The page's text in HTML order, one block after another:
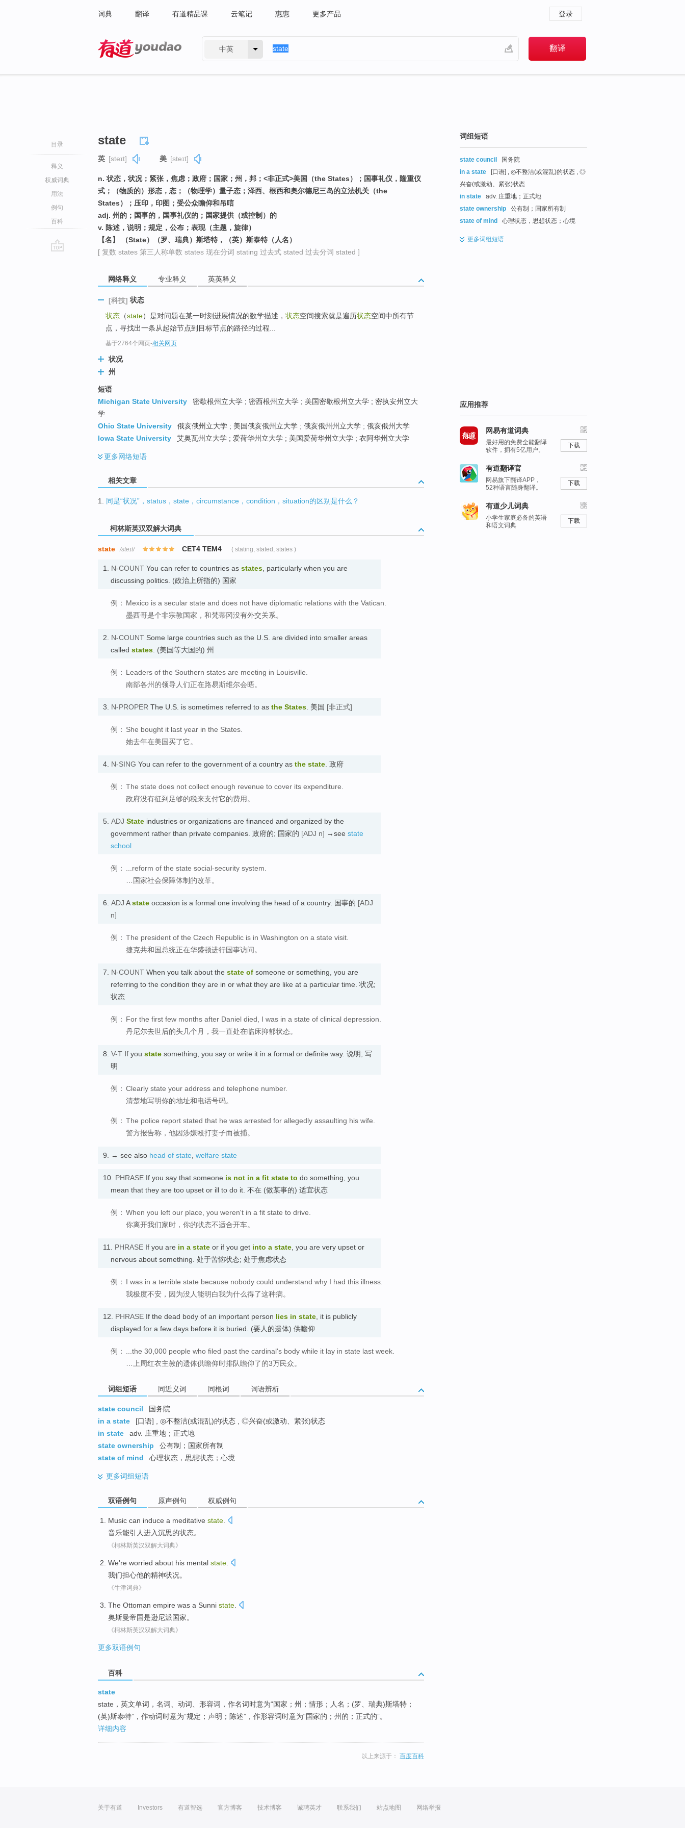
词典 翻译 有道精品课 云笔记 惠惠 更多产品 登录
中英
目录
释义
权威词典
用法
例句
百科
state
英 [steɪt] 美 [steɪt]
n. 状态，状况；紧张，焦虑；政府；国家；州，邦；<非正式>美国（the States）；国事礼仪，隆重仪
式；（物质的）形态，态；（物理学）量子态；泽西、根西和奥尔德尼三岛的立法机关（the
States）；压印，印图；受公众瞻仰和吊唁
adj. 州的；国事的，国事礼仪的；国家提供（或控制）的
v. 陈述，说明；规定，公布；表现（主题，旋律）
【名】 （State）（罗、瑞典）斯塔特，（英）斯泰特（人名）
[ 复数 states 第三人称单数 states 现在分词 stating 过去式 stated 过去分词 stated ]
网络释义 专业释义 英英释义
[科技] 状态
状态 （state）是对问题在某一时刻进展情况的数学描述， 状态空间搜索就是遍历状态空间中所有节
点，寻找出一条从起始节点到目标节点的路径的过程...
基于2764个网页-相关网页
状况
州
短语
Michigan State University
密歇根州立大学 ; 密西根州立大学 ; 美国密歇根州立大学 ; 密执安州立大
学
Ohio State University
俄亥俄州立大学 ; 美国俄亥俄州立大学 ; 俄亥俄州州立大学 ; 俄亥俄州大学
Iowa State University
艾奥瓦州立大学 ; 爱荷华州立大学 ; 美国爱荷华州立大学 ; 衣阿华州立大学
更多网络短语
相关文章
1. 同是“状况”，status，state，circumstance，condition，situation的区别是什么？
柯林斯英汉双解大词典
state /steɪt/ CET4 TEM4 ( stating, stated, states )
1. N-COUNT You can refer to countries as states , particularly when you are
discussing politics. (政治上所指的) 国家
例： Mexico is a secular state and does not have diplomatic relations with the Vatican.
墨西哥是个非宗教国家，和梵蒂冈没有外交关系。
2. N-COUNT Some large countries such as the U.S. are divided into smaller areas
called states . (美国等大国的) 州
例： Leaders of the Southern states are meeting in Louisville.
南部各州的领导人们正在路易斯维尔会晤。
3. N-PROPER The U.S. is sometimes referred to as the States . 美国 [非正式]
例： She bought it last year in the States.
她去年在美国买了它。
4. N-SING You can refer to the government of a country as the state . 政府
例： The state does not collect enough revenue to cover its expenditure.
政府没有征到足够的税来支付它的费用。
5. ADJ State industries or organizations are financed and organized by the
government rather than private companies. 政府的; 国家的 [ADJ n] →see state
school
例：
...reform of the state social-security system.
…国家社会保障体制的改革。
6. ADJ Astate occasion is a formal one involving the head of a country. 国事的 [ADJ
n]
例： The president of the Czech Republic is in Washington on a state visit.
捷克共和国总统正在华盛顿进行国事访问。
7. N-COUNT When you talk about the state of someone or something, you are
referring to the condition they are in or what they are like at a particular time. 状况;
状态
例： For the first few months after Daniel died, I was in a state of clinical depression.
丹尼尔去世后的头几个月，我一直处在临床抑郁状态。
8. V-T If you state something, you say or write it in a formal or definite way. 说明; 写
明
例： Clearly state your address and telephone number.
清楚地写明你的地址和电话号码。
例： The police report stated that he was arrested for allegedly assaulting his wife.
警方报告称，他因涉嫌殴打妻子而被捕。
9. → see also head of state welfare state
10. PHRASE If you say that someone is not in a fit state to do something, you
mean that they are too upset or ill to do it. 不在 (做某事的) 适宜状态
例： When you left our place, you weren't in a fit state to drive.
你离开我们家时，你的状态不适合开车。
11. PHRASE If you are in a state or if you get into a state , you are very upset or
nervous about something. 处于苦恼状态; 处于焦虑状态
例： I was in a terrible state because nobody could understand why I had this illness.
我极度不安，因为没人能明白我为什么得了这种病。
12. PHRASE If the dead body of an important person lies in state , it is publicly
displayed for a few days before it is buried. (要人的遗体) 供瞻仰
例：
...the 30,000 people who filed past the cardinal's body while it lay in state last week.
…上周红衣主教的遗体供瞻仰时排队瞻仰了的3万民众。
词组短语 同近义词 同根词 词语辨析
state council
国务院
in a state
[口语] , ◎不整洁(或混乱)的状态 , ◎兴奋(或激动、紧张)状态
in state
adv. 庄重地；正式地
state ownership
公有制；国家所有制
state of mind
心理状态，思想状态；心境
更多词组短语
双语例句 原声例句 权威例句
Music can induce a meditative state.
音乐能引人进入沉思的状态。
《柯林斯英汉双解大词典》
We're worried about his mental state
我们担心他的精神状况。
《牛津词典》
The Ottoman empire was a Sunni state
奥斯曼帝国是逊尼派国家。
《柯林斯英汉双解大词典》
更多双语例句
百科
state
state，英文单词，名词、动词、形容词，作名词时意为“国家；州；情形；人名；(罗、瑞典)斯塔特；
(英)斯泰特”，作动词时意为“规定；声明；陈述”，作形容词时意为“国家的；州的；正式的”。
详细内容
以上来源于： 百度百科
词组短语
state council
国务院
in a state
[口语] , ◎不整洁(或混乱)的状态 , ◎
兴奋(或激动、紧张)状态
in state
adv. 庄重地；正式地
state ownership
公有制；国家所有制
state of mind
心理状态，思想状态；心境
更多词组短语
应用推荐
关于有道 Investors 有道智选 官方博客 技术博客 诚聘英才 联系我们 站点地图 网络举报